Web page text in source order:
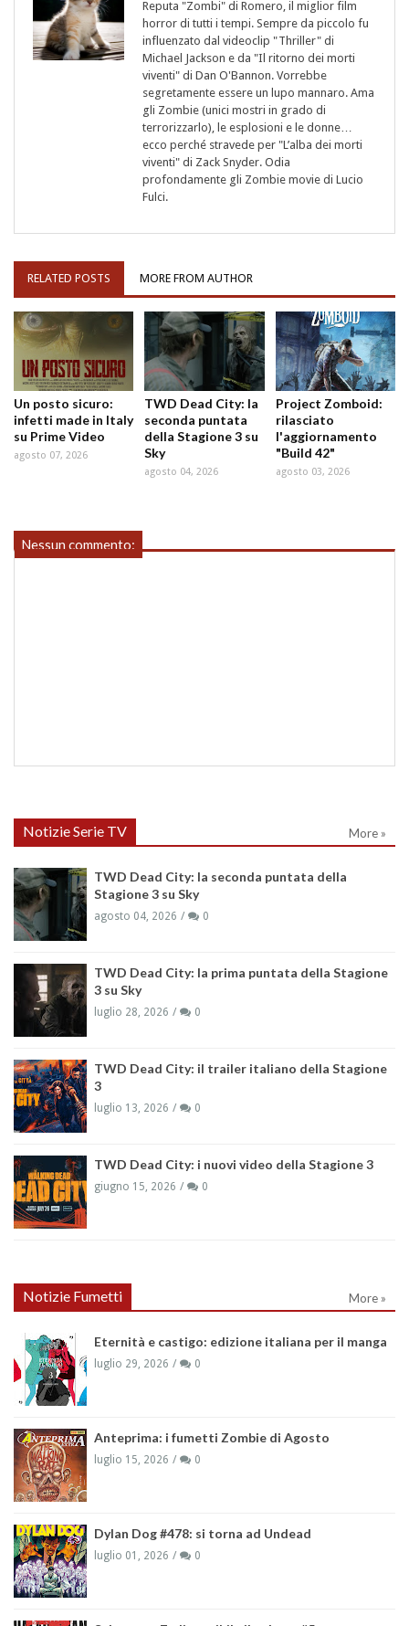
Reputa "Zombi" di Romero, il miglior film
horror di tutti i tempi. Sempre da piccolo fu
influenzato dal videoclip "Thriller" di
Michael Jackson e da "Il ritorno dei morti
viventi" di Dan O'Bannon. Vorrebbe
segretamente essere un lupo mannaro. Ama
gli Zombie (unici mostri in grado di
terrorizzarlo), le esplosioni e le donne…
ecco perché stravede per "L’alba dei morti
viventi" di Zack Snyder. Odia
profondamente gli Zombie movie di Lucio
Fulci.
RELATED POSTS MORE FROM AUTHOR
Un posto sicuro:
infetti made in Italy
su Prime Video
agosto 07, 2026
TWD Dead City: la
seconda puntata
della Stagione 3 su
Sky
agosto 04, 2026
Project Zomboid:
rilasciato
l'aggiornamento
"Build 42"
agosto 03, 2026
Nessun commento:
Notizie Serie TV More »
TWD Dead City: la seconda puntata della
Stagione 3 su Sky
agosto 04, 2026 0
TWD Dead City: la prima puntata della Stagione
3 su Sky
luglio 28, 2026 0
TWD Dead City: il trailer italiano della Stagione
3
luglio 13, 2026 0
TWD Dead City: i nuovi video della Stagione 3
giugno 15, 2026 0
Notizie Fumetti More »
Eternità e castigo: edizione italiana per il manga
luglio 29, 2026 0
Anteprima: i fumetti Zombie di Agosto
luglio 15, 2026 0
Dylan Dog #478: si torna ad Undead
luglio 01, 2026 0